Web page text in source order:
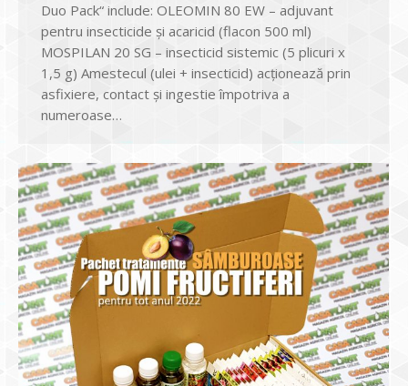
Duo Pack“ include: OLEOMIN 80 EW – adjuvant
pentru insecticide și acaricid (flacon 500 ml)
MOSPILAN 20 SG – insecticid sistemic (5 plicuri x
1,5 g) Amestecul (ulei + insecticid) acționează prin
asfixiere, contact și ingestie împotriva a
numeroase…